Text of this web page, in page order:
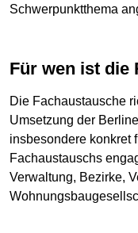
Schwerpunktthema
Für wen ist
Die Fachaustausche
Umsetzung der
insbesondere konkret
Fachaustauschs
Verwaltung, Bezirke,